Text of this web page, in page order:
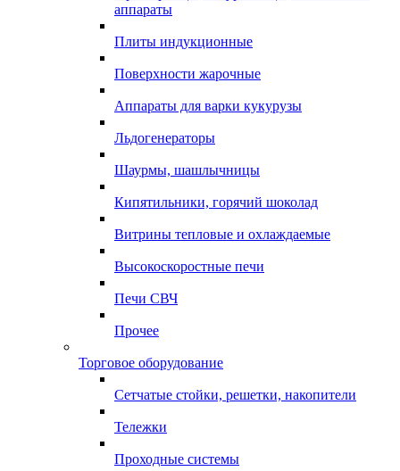
аппараты
Плиты индукционные
Поверхности жарочные
Аппараты для варки кукурузы
Льдогенераторы
Шаурмы, шашлычницы
Кипятильники, горячий шоколад
Витрины тепловые и охлаждаемые
Высокоскоростные печи
Печи СВЧ
Прочее
Торговое оборудование
Сетчатые стойки, решетки, накопители
Тележки
Проходные системы